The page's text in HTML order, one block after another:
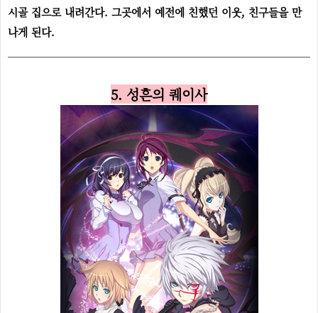
시골 집으로 내려간다. 그곳에서 예전에 친했던 이웃, 친구들을 만
나게 된다.
5. 성흔의 퀘이사